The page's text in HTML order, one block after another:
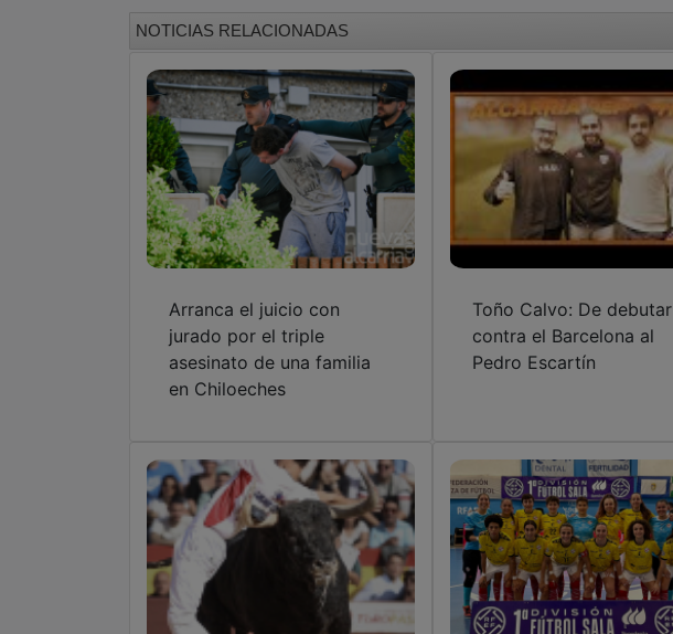
NOTICIAS RELACIONADAS
Arranca el juicio con
jurado por el triple
asesinato de una familia
en Chiloeches
Toño Calvo: De debutar
contra el Barcelona al
Pedro Escartín